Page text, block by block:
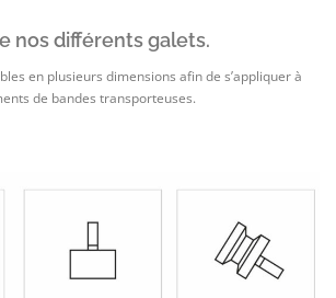
nos différents galets.
en plusieurs dimensions afin de s’appliquer à
de bandes transporteuses.